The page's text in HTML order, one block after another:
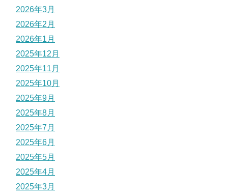
2026年3月
2026年2月
2026年1月
2025年12月
2025年11月
2025年10月
2025年9月
2025年8月
2025年7月
2025年6月
2025年5月
2025年4月
2025年3月